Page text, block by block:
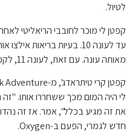
לטיול.
עד לעונה 10. בעיות
מאותה עונה. עם זאת, לעונה 11, לקפטן לי לא הונפק כרטיס עלייה למטוס.
לי היה המום מכך ששחררו אותו.
את זה מגיע בכלל", אמר. אז זה
חדש לגמרי, הפעם ב-Oxygen.